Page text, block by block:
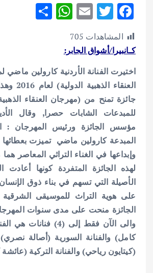
F
ac
e
b
o
o
k
T
w
it
te
r
E
ai
l
W
A
p
p
المشاهدات 705
كـانبيرا/أشواق الجابر:
اختيرت الفنانة الأردنية كارولين ماضي
العنقاء
جائزة تمنح من (مهرجان العنقاء
للمبدعات الشابات حصرا, وقال
مؤسس الجائزة ورئيس المهرجان : ان
المبدعة كارولين ماضي تميزت بعطائها
وإبداعها في الغناء التراثي المعاصر
لهذه الجائزة المتفردة كونها أعادت
الأصيلة التي تسهم في بناء ذوق
على هوية التراث للموسيقى
والى الآن فقط إلى (4)
كامل) والفنانة السورية (أصالة نصري)
(كيتايون رياحي) والفنانة التركية (عائشة